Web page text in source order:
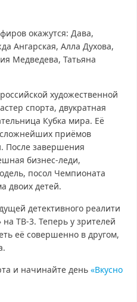
окажутся: Дава,
Ангарская, Алла Духова,
Медведева, Татьяна
художественной
спорта, двукратная
Кубка мира. Её
приёмов
После завершения
бизнес-леди,
посол Чемпионата
двоих детей.
детективного реалити
ТВ-3. Теперь у зрителей
её совершенно в другом,
и начинайте день «Вкусно